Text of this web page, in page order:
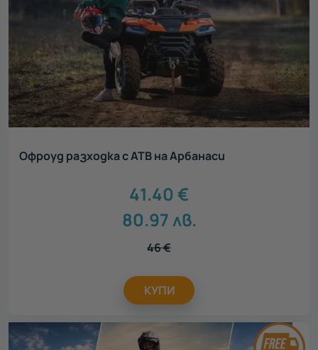
Офроуд разходка с АТВ на Арбанаси
41.40 €
80.97лв.
46€
КУПИ